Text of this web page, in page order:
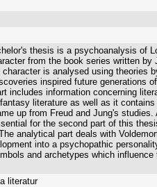
thesis is a psychoanalysis of
from the book series written by
is analysed using theories
inspired future generations
includes information concerning
literature as well as it
up from Freud and Jung's studies.
for the second part of this
analytical part deals with
into a psychopathic
and archetypes which influence
literatur